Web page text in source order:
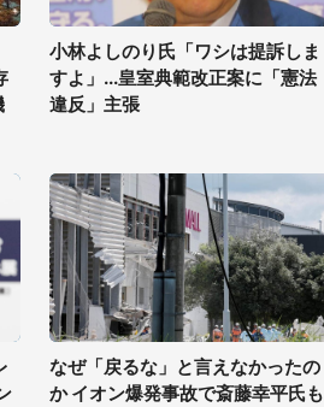
小林よしのり氏「ワシは提訴しま
すよ」...皇室典範改正案に「憲法
違反」主張
なぜ「戻るな」と言えなかったの
か イオン爆発事故で斎藤幸平氏も